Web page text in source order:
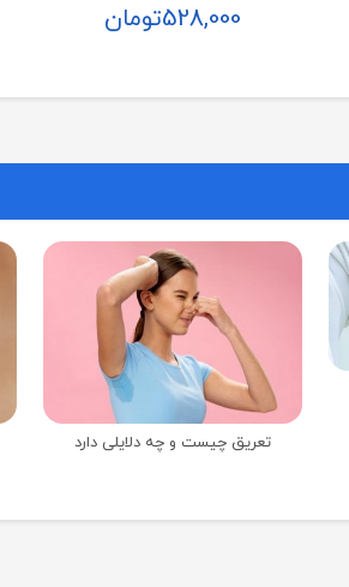
528,000تومان
تعریق چیست و چه دلایلی دارد